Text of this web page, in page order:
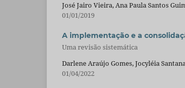
José Jairo Vieira, Ana Paula Santos
01/01/2019
A implementação e a
Uma revisão sistemática
Darlene Araújo Gomes, Jocyléia
01/04/2022